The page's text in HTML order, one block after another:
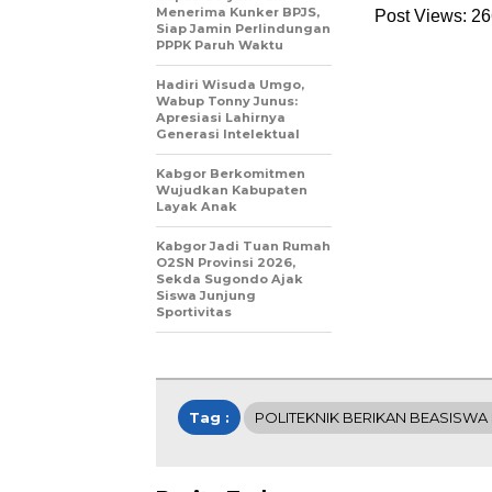
Post Views:
Menerima Kunker BPJS,
Siap Jamin Perlindungan
PPPK Paruh Waktu
Hadiri Wisuda Umgo,
Wabup Tonny Junus:
Apresiasi Lahirnya
Generasi Intelektual
Kabgor Berkomitmen
Wujudkan Kabupaten
Layak Anak
Kabgor Jadi Tuan Rumah
O2SN Provinsi 2026,
Sekda Sugondo Ajak
Siswa Junjung
Sportivitas
Tag : POLITEKNIK BERIKAN